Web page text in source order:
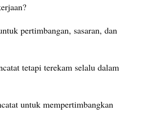
tetapi terekam selalu dalam
untuk mempertimbangkan